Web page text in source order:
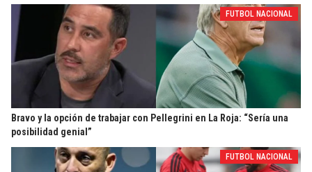
FUTBOL NACIONAL
Bravo y la opción de trabajar con Pellegrini en La Roja: “Sería una
posibilidad genial”
FUTBOL NACIONAL